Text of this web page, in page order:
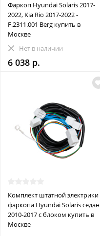
Фаркоп Hyundai Solaris 2017-
2022, Kia Rio 2017-2022 -
F.2311.001 Berg купить в
Москве
Нет в наличии
6 038 р.
Комплект штатной электрики
фаркопа Hyundai Solaris седан
2010-2017 с блоком купить в
Москве